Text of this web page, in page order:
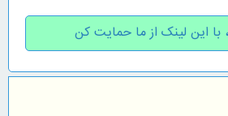
با این لینک از ما حمایت کن